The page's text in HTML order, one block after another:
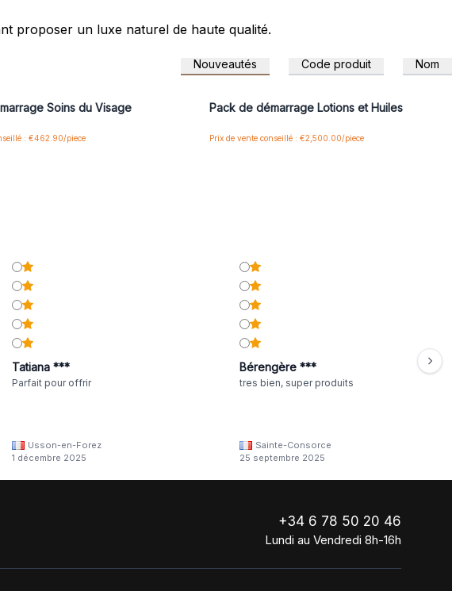
proposer un luxe naturel de haute qualité.
Nouveautés Code produit Nom
Soins du Visage
: €462.90/piece
Connectez-vous ou inscrivez-vous pour accéder
aux prix de gros
Pack de démarrage Lotions et Huiles
Prix de vente conseillé : €2,500.00/piece
Tatiana ***
Parfait pour offrir
Usson-en-Forez
1 décembre 2025
Bérengère ***
tres bien, super produits
Sainte-Consorce
25 septembre 2025
+34 6 78 50 20 46
Lundi au Vendredi 8h-16h